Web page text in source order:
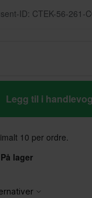
ID: CTEK-56-261-
Legg til i
10 per ordre.
lager